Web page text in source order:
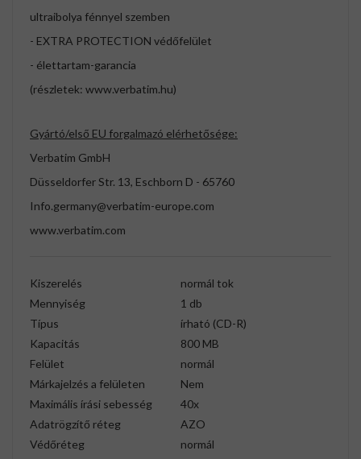
ultraibolya fénnyel szemben
- EXTRA PROTECTION védőfelület
- élettartam-garancia
(részletek: www.verbatim.hu)
Gyártó/első EU forgalmazó elérhetősége:
Verbatim GmbH
Düsseldorfer Str. 13, Eschborn D - 65760
Info.germany@verbatim-europe.com
www.verbatim.com
Kiszerelés
normál tok
Mennyiség
1 db
Típus
írható (CD-R)
Kapacitás
800 MB
Felület
normál
Márkajelzés a felületen
Nem
Maximális írási sebesség
40x
Adatrögzítő réteg
AZO
Védőréteg
normál